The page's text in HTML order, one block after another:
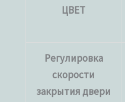
ЦВЕТ
Регулировка
скорости
закрытия двери